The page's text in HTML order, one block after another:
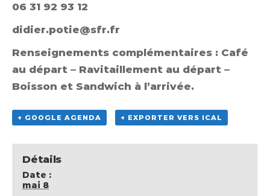
06 31 92 93 12
didier.potie@sfr.fr
Renseignements complémentaires : Café
au départ – Ravitaillement au départ –
Boisson et Sandwich à l’arrivée.
+ GOOGLE AGENDA + EXPORTER VERS ICAL
Détails
Date :
mai 8